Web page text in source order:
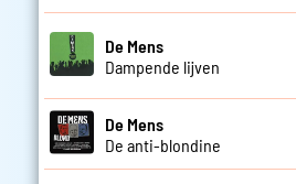
De Mens
Dampende lijven
De Mens
De anti-blondine